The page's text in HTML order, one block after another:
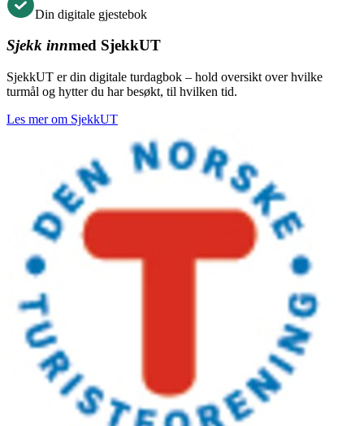
Din digitale gjestebok
Sjekk innmed SjekkUT
SjekkUT er din digitale turdagbok – hold oversikt over hvilke
turmål og hytter du har besøkt, til hvilken tid.
Les mer om SjekkUT